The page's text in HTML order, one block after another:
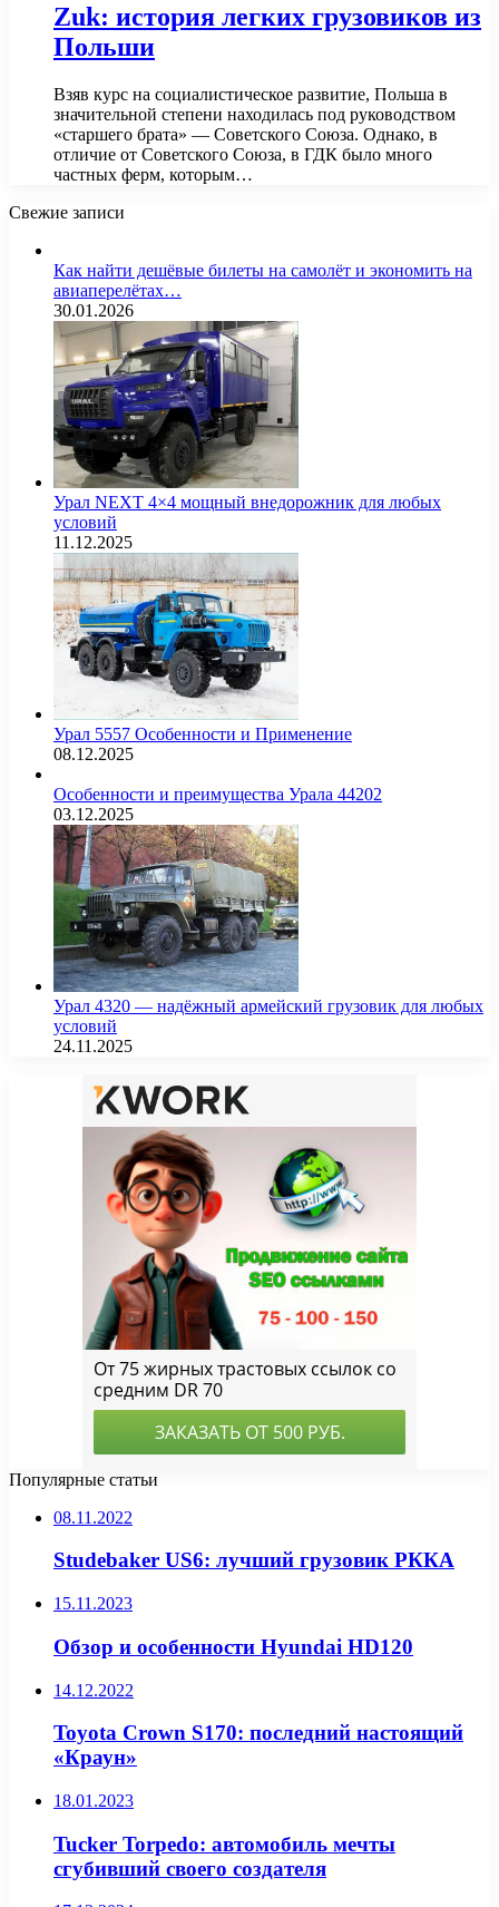
Zuk: история легких грузовиков из
Польши
Взяв курс на социалистическое развитие, Польша в
значительной степени находилась под руководством
«старшего брата» — Советского Союза. Однако, в
отличие от Советского Союза, в ГДК было много
частных ферм, которым…
Свежие записи
Как найти дешёвые билеты на самолёт и экономить на
авиаперелётах…
30.01.2026
Урал NEXT 4×4 мощный внедорожник для любых
условий
11.12.2025
Урал 5557 Особенности и Применение
08.12.2025
Особенности и преимущества Урала 44202
03.12.2025
Урал 4320 — надёжный армейский грузовик для любых
условий
24.11.2025
Популярные статьи
08.11.2022
Studebaker US6: лучший грузовик РККА
15.11.2023
Обзор и особенности Hyundai HD120
14.12.2022
Toyota Crown S170: последний настоящий
«Краун»
18.01.2023
Tucker Torpedo: автомобиль мечты
сгубивший своего создателя